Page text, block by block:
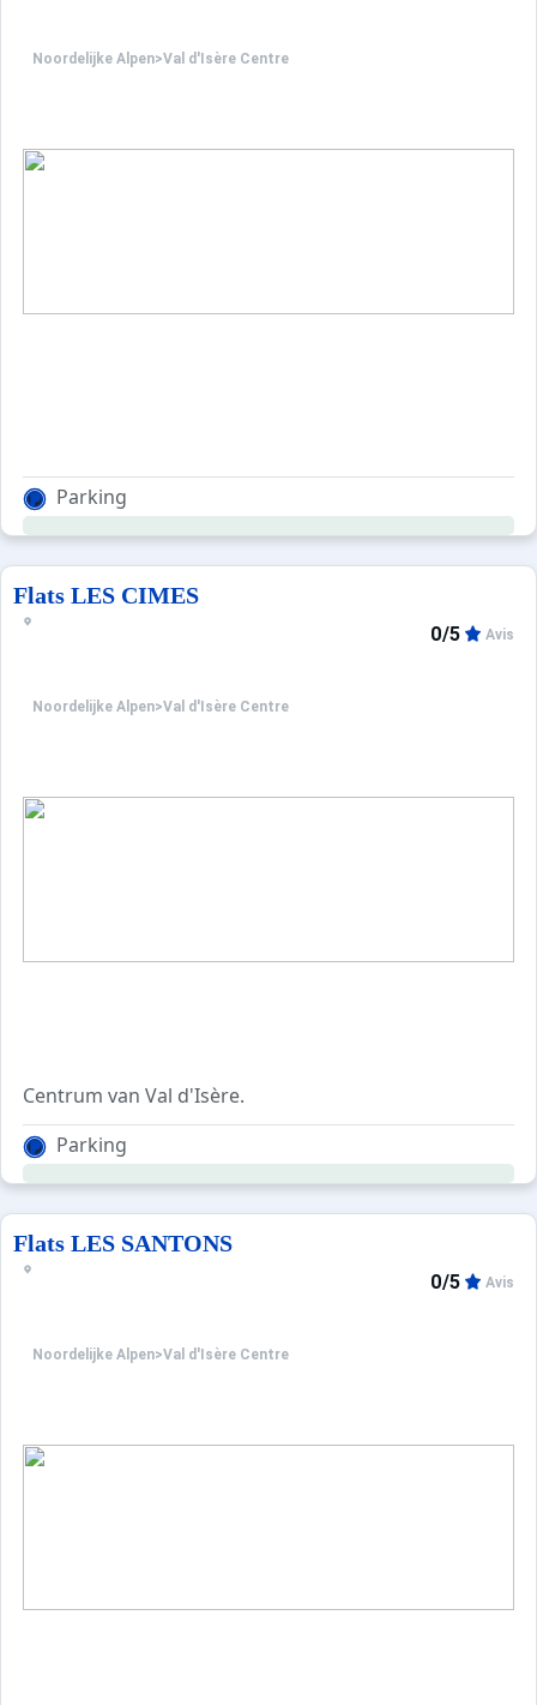
Noordelijke Alpen>Val d'Isère Centre
Parking
Flats LES CIMES
Noordelijke Alpen>Val d'Isère Centre
0/5 Avis
Centrum van Val d'Isère.
Residentie met lift.
Parking
Flats LES SANTONS
Noordelijke Alpen>Val d'Isère Centre
0/5 Avis